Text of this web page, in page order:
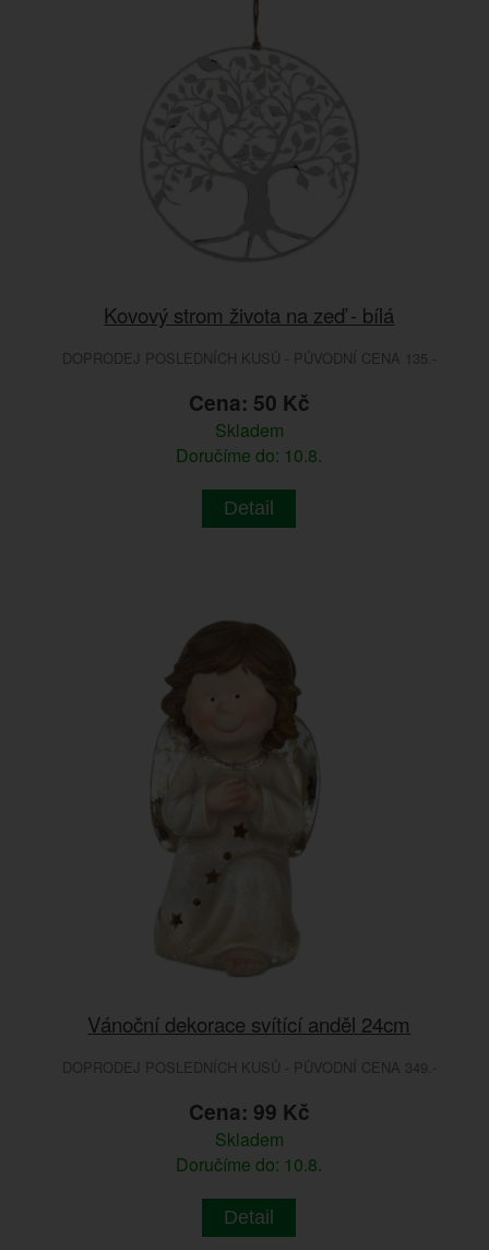
Kovový strom života na zeď - bílá
DOPRODEJ POSLEDNÍCH KUSŮ - PŮVODNÍ CENA 135.-
Cena: 50 Kč
Skladem
Doručíme do: 10.8.
Detail
Vánoční dekorace svítící anděl 24cm
DOPRODEJ POSLEDNÍCH KUSŮ - PŮVODNÍ CENA 349.-
Cena: 99 Kč
Skladem
Doručíme do: 10.8.
Detail